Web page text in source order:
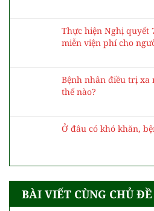
Thực hiện Nghị quyết
miễn viện phí cho
Bệnh nhân điều trị xa
thế nào?
Ở đâu có khó khăn,
BÀI VIẾT CÙNG CHỦ ĐỀ